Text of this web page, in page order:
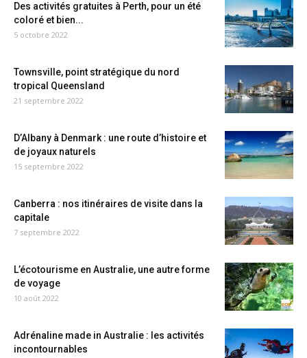
Des activités gratuites à Perth, pour un été
coloré et bien...
5 octobre 2022
Townsville, point stratégique du nord
tropical Queensland
21 septembre 2022
D’Albany à Denmark : une route d’histoire et
de joyaux naturels
15 septembre 2022
Canberra : nos itinéraires de visite dans la
capitale
7 septembre 2022
L’écotourisme en Australie, une autre forme
de voyage
10 août 2022
Adrénaline made in Australie : les activités
incontournables